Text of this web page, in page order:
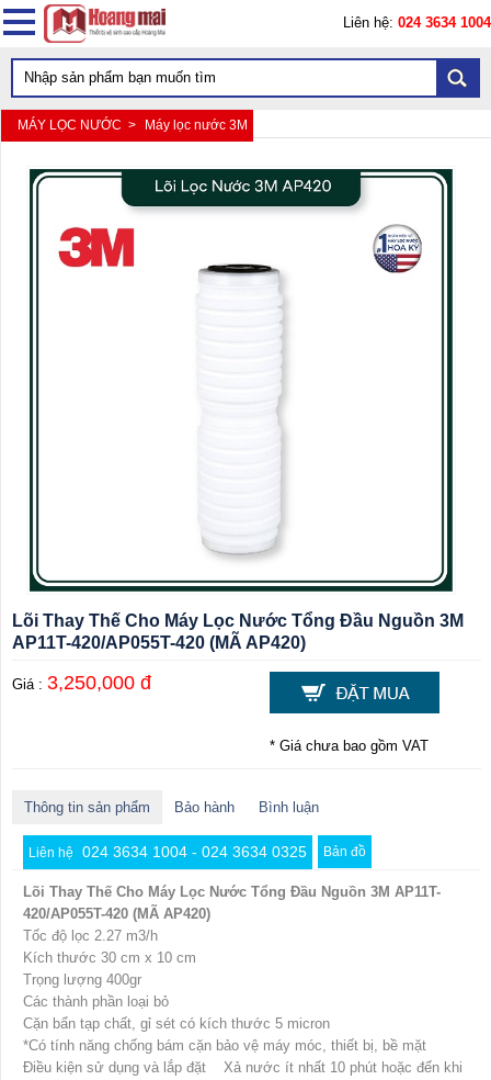
Liên hệ: 024 3634 1004
MÁY LỌC NƯỚC > Máy lọc nước 3M
Lõi Thay Thế Cho Máy Lọc Nước Tổng Đầu Nguồn 3M
AP11T-420/AP055T-420 (MÃ AP420)
Giá : 3,250,000 đ
* Giá chưa bao gồm VAT
Thông tin sản phẩm Bảo hành Bình luận
Liên hệ 024 3634 1004 - 024 3634 0325 Bản đồ
Lõi Thay Thế Cho Máy Lọc Nước Tổng Đầu Nguồn 3M AP11T-
420/AP055T-420 (MÃ AP420)
Tốc độ lọc 2.27 m3/h
Kích thước 30 cm x 10 cm
Trọng lượng 400gr
Các thành phần loại bỏ
Cặn bẩn tạp chất, gỉ sét có kích thước 5 micron
*Có tính năng chống bám cặn bảo vệ máy móc, thiết bị, bề mặt
Điều kiện sử dụng và lắp đặt Xả nước ít nhất 10 phút hoặc đến khi